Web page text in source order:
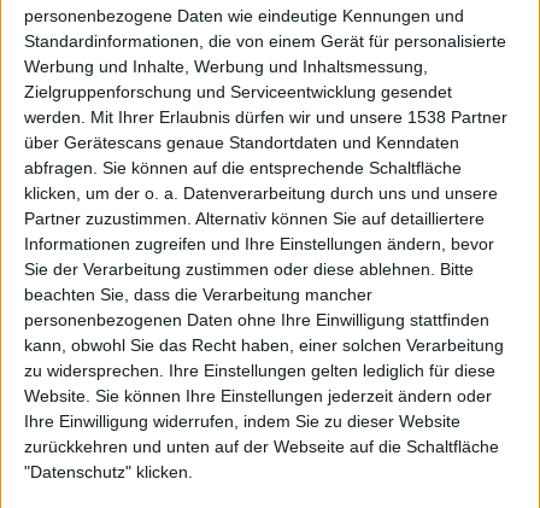
personenbezogene Daten wie eindeutige Kennungen und
Standardinformationen, die von einem Gerät für personalisierte
Werbung und Inhalte, Werbung und Inhaltsmessung,
Zielgruppenforschung und Serviceentwicklung gesendet
werden.
Mit Ihrer Erlaubnis dürfen wir und unsere 1538 Partner
über Gerätescans genaue Standortdaten und Kenndaten
abfragen. Sie können auf die entsprechende Schaltfläche
klicken, um der o. a. Datenverarbeitung durch uns und unsere
Partner zuzustimmen. Alternativ können Sie auf detailliertere
Informationen zugreifen und Ihre Einstellungen ändern, bevor
Sie der Verarbeitung zustimmen oder diese ablehnen.
Bitte
beachten Sie, dass die Verarbeitung mancher
personenbezogenen Daten ohne Ihre Einwilligung stattfinden
kann, obwohl Sie das Recht haben, einer solchen Verarbeitung
zu widersprechen. Ihre Einstellungen gelten lediglich für diese
Website. Sie können Ihre Einstellungen jederzeit ändern oder
Ihre Einwilligung widerrufen, indem Sie zu dieser Website
zurückkehren und unten auf der Webseite auf die Schaltfläche
"Datenschutz" klicken.
Moon“ nicht kennen, denen sei eine wie auch immer
geartete Version des 50 Jahre alten Meisterwerks ans Herz
gelegt. Die Musik ist zeitlos und die Themen heute
genauso aktuell wie 1973. Liveaufnahmen von „The Dark
Side Of The Moon“ gibt es ebenfalls auf diversen Alben.
Exemplarisch sei „Pulse“ aus dem Jahr 1995 erwähnt. Der
zweite Teil der Show zeigt die komplette „The Dark Side
Of The Moon“ inklusiver spezieller Effekte, wie zum
Beispiel einen animierten Flugzeugcrash zu „On The
Run“.
Zur Startseite
24.03.2023